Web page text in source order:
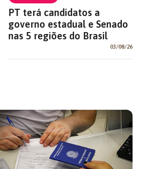
PT terá candidatos a
governo estadual e Senado
nas 5 regiões do Brasil
03/08/26